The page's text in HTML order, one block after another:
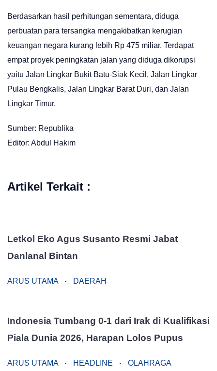
Berdasarkan hasil perhitungan sementara, diduga
perbuatan para tersangka mengakibatkan kerugian
keuangan negara kurang lebih Rp 475 miliar. Terdapat
empat proyek peningkatan jalan yang diduga dikorupsi
yaitu Jalan Lingkar Bukit Batu-Siak Kecil, Jalan Lingkar
Pulau Bengkalis, Jalan Lingkar Barat Duri, dan Jalan
Lingkar Timur.
Sumber: Republika
Editor: Abdul Hakim
Artikel Terkait :
Letkol Eko Agus Susanto Resmi Jabat
Danlanal Bintan
ARUS UTAMA DAERAH
Indonesia Tumbang 0-1 dari Irak di Kualifikasi
Piala Dunia 2026, Harapan Lolos Pupus
ARUS UTAMA HEADLINE OLAHRAGA